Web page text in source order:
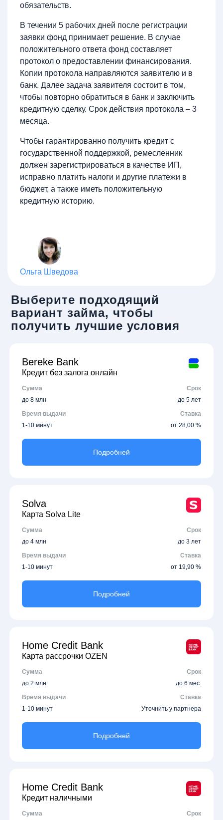
обязательств.
В течении 5 рабочих дней после регистрации
заявки фонд принимает решение. В случае
положительного ответа фонд составляет
протокол о предоставлении финансирования.
Копии протокола направляются заявителю и в
банк. Далее задача заявителя состоит в том,
чтобы повторно обратиться в банк и заключить
кредитную сделку. Срок действия протокола – 3
месяца.
Чтобы гарантированно получить кредит с
государственной поддержкой, ремесленник
должен зарегистрироваться в качестве ИП,
исправно платить налоги и другие платежи в
бюджет, а также иметь положительную
кредитную историю.
Ольга Шведова
Выберите подходящий
вариант займа, чтобы
получить лучшие условия
Bereke Bank
Кредит без залога онлайн
Сумма
Срок
до 8 млн
до 5 лет
Время выдачи
Ставка
1-10 минут
от 28,00 %
Подробней
Solva
Карта Solva Lite
Сумма
Срок
до 4 млн
до 3 лет
Время выдачи
Ставка
1-10 минут
от 19,90 %
Подробней
Home Credit Bank
Карта рассрочки OZEN
Сумма
Срок
до 2 млн
до 6 мес.
Время выдачи
Ставка
1-10 минут
Уточнить у партнера
Подробней
Home Credit Bank
Кредит наличными
Сумма Срок